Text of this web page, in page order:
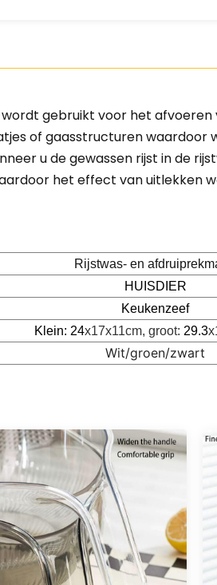
gebruikt voor het afvoeren
of gaasstructuren waardoor
u de gewassen rijst in de
het effect van uitlekken
Rijstwas- en
HUISDIER
Keukenzeef
Klein: 24x17x11cm, groot: 29.3
Wit/groen/zwart